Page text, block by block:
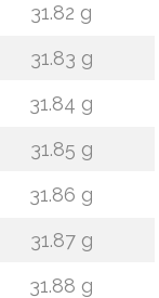
31.82 g
31.83 g
31.84 g
31.85 g
31.86 g
31.87 g
31.88 g